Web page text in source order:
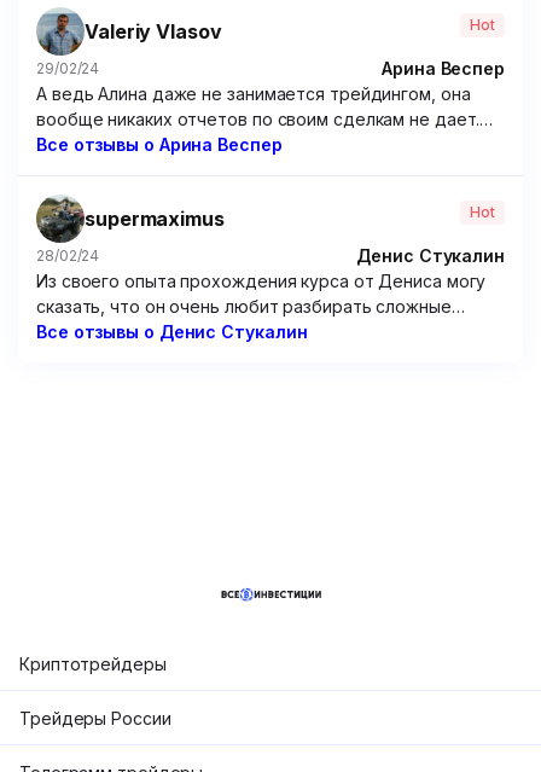
Valeriy Vlasov Hot
29/02/24
Арина Веспер
А ведь Алина даже не занимается трейдингом, она
вообще никаких отчетов по своим сделкам не дает.
Походу решила зарабатывать чисто на доверчивых
посредственные курсы, если честно. Я брал у нее
программу по опционам – бесполезнейшая вещь,
только зря потраченные время и 15 000 рублей.
Все отзывы о Арина Веспер
supermaximus Hot
28/02/24
Денис Стукалин
Из своего опыта прохождения курса от Дениса могу
сказать, что он очень любит разбирать сложные
графики. Но от этого очень мало толку. Рассуждения
Все отзывы о Денис Стукалин
Криптотрейдеры
Трейдеры России